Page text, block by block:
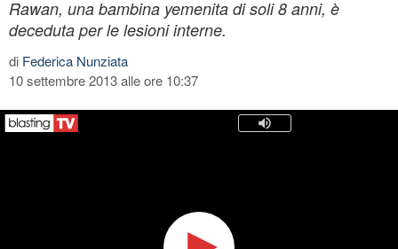
Rawan, una bambina yemenita di soli 8 anni, è
deceduta per le lesioni interne.
di Federica Nunziata
10 settembre 2013 alle ore 10:37